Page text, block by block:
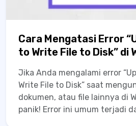
Cara Mengatasi Error
to Write File to Disk” di
Jika Anda mengalami error
Write File to Disk” saat
dokumen, atau file lainnya di
panik! Error ini umum terjadi